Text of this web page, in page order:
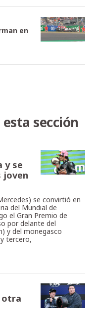
en
sección
y se
joven
se convirtió en
del Mundial de
el Gran Premio de
por delante del
y del monegasco
tercero,
otra